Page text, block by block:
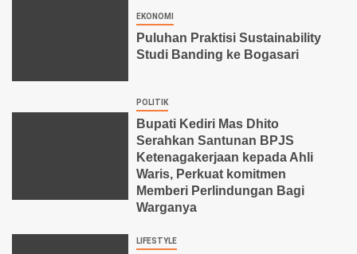
EKONOMI
Puluhan Praktisi Sustainability
Studi Banding ke Bogasari
POLITIK
Bupati Kediri Mas Dhito
Serahkan Santunan BPJS
Ketenagakerjaan kepada Ahli
Waris, Perkuat komitmen
Memberi Perlindungan Bagi
Warganya
LIFESTYLE